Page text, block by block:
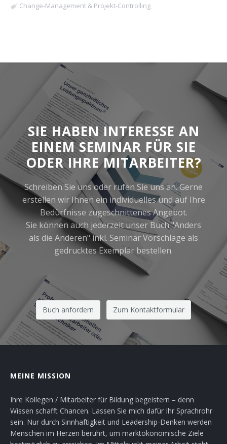
Change-Management & Projekt-Controlling
SIE HABEN INTERESSE AN
EINEM SEMINAR FÜR SIE
ODER IHRE MITARBEITER?
Schreiben Sie uns oder rufen Sie uns an. Gerne
erstellen wir Ihnen ein individuelles und auf Ihre
Bedürfnisse zugeschnittenes Angebot.
Sie können auch jederzeit unser Buch "Anders
als die Anderen" inkl. Seminar Vorschläge als
gedrucktes Exemplar bestellen.
Buch anfordern Zum Kontaktformular
MEINE MISSION
Ihre Kollegen / Mitarbeiter für Bildung begeistern – denn
Wissen schafft Chancen. Lassen Sie mich dafür Ihr Sprachrohr
sein. Nur durch Sinnhaftigkeit und Leadership-Denken werden
Menschen im Herzen berührt, um marktökonomische Ziele